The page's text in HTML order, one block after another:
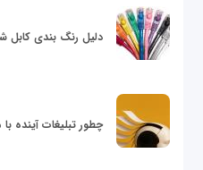
دلیل رنگ بندی کابل
چطور تبلیغات آینده